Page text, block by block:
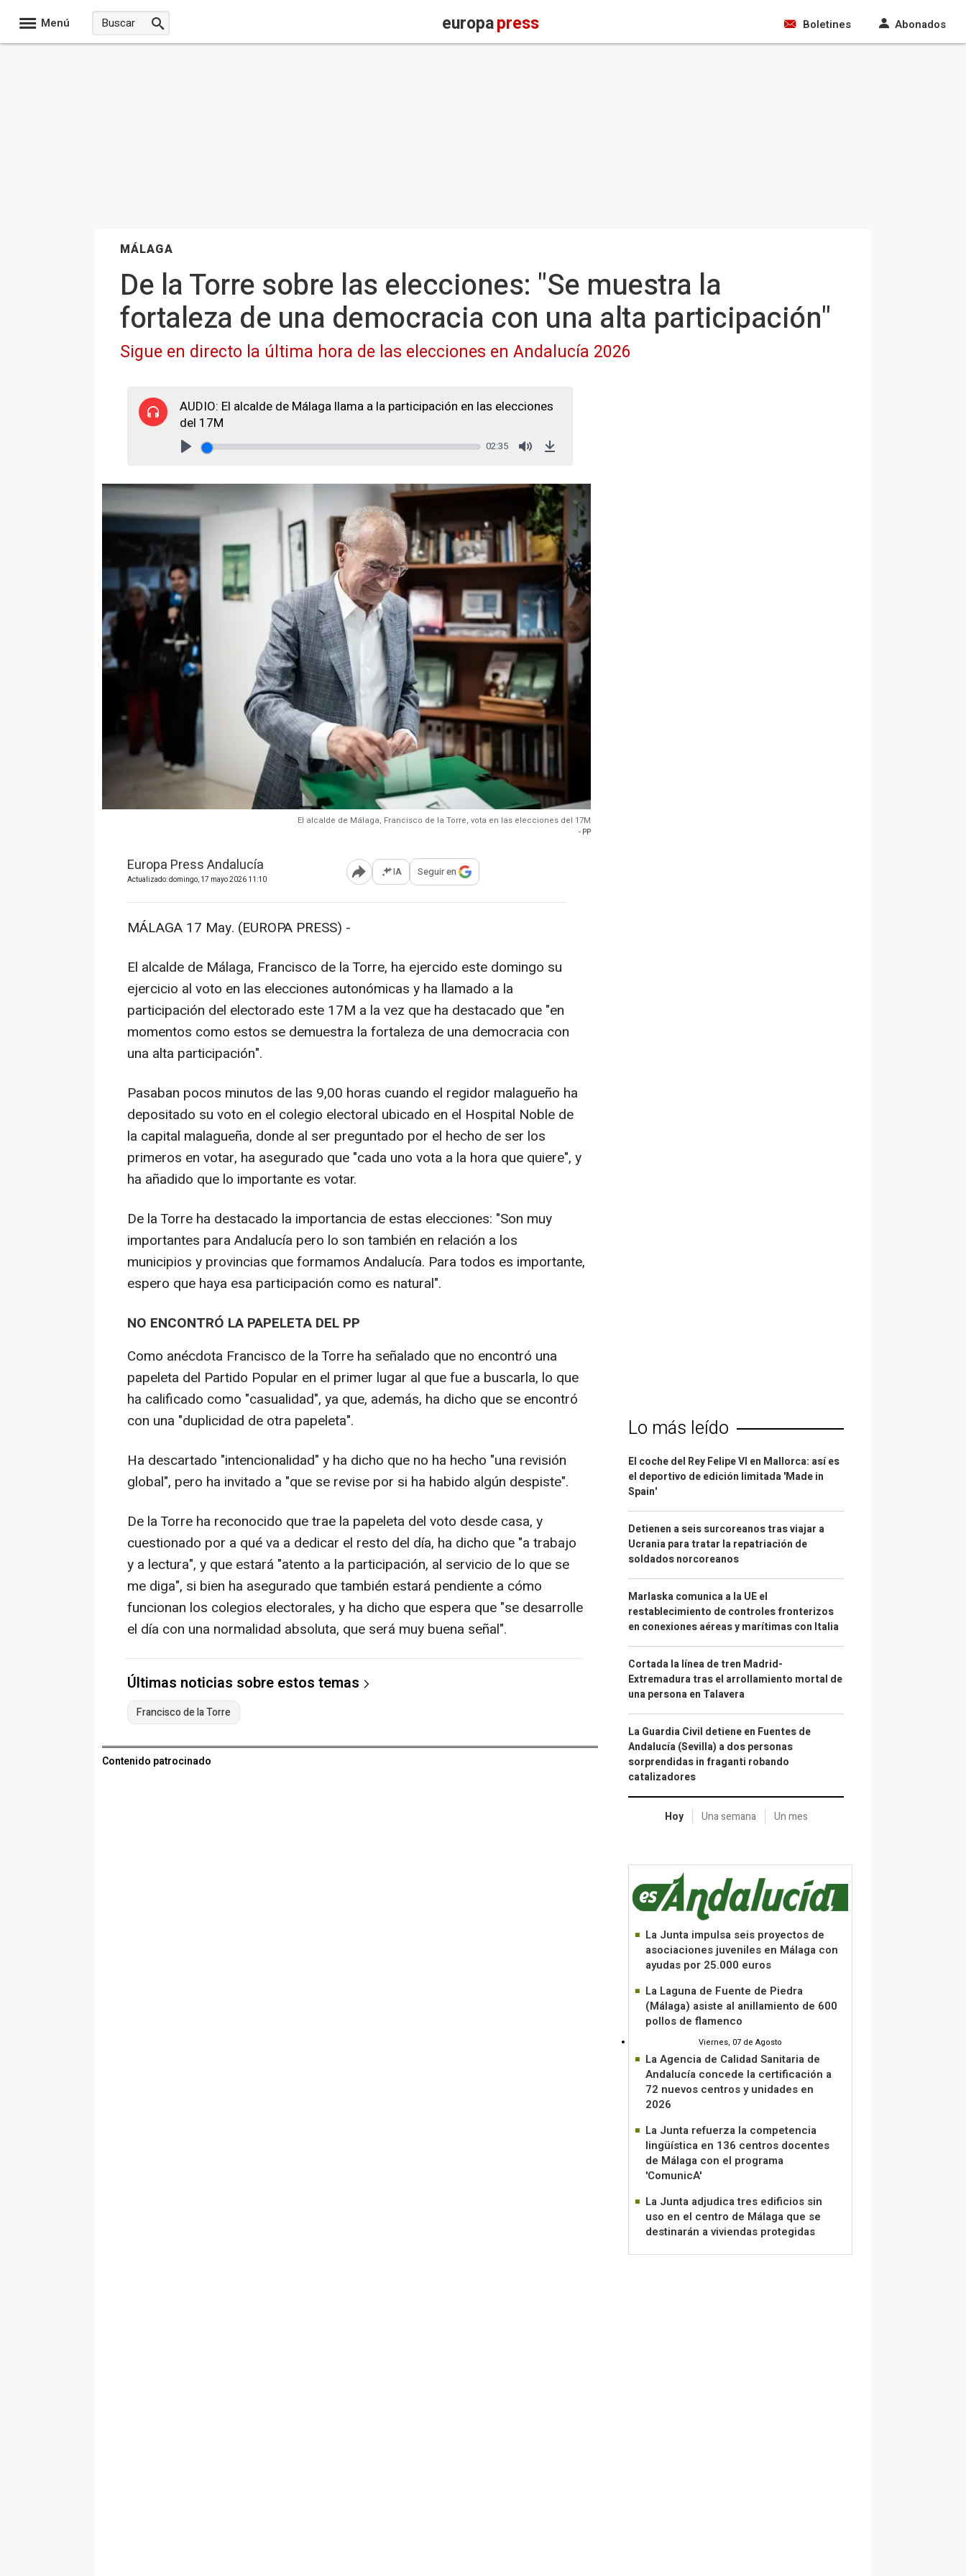
Menú europapress Boletines Abonados
MÁLAGA
De la Torre sobre las elecciones: "Se muestra la
fortaleza de una democracia con una alta participación"
Sigue en directo la última hora de las elecciones en Andalucía 2026
AUDIO: El alcalde de Málaga llama a la participación en las elecciones
del 17M
02:35
El alcalde de Málaga, Francisco de la Torre, vota en las elecciones del 17M
- PP
Europa Press Andalucía
Actualizado: domingo, 17 mayo 2026 11:10 Abrir opciones para compartir
IA Seguir en
MÁLAGA 17 May. (EUROPA PRESS) -
El alcalde de Málaga, Francisco de la Torre, ha ejercido este domingo su
ejercicio al voto en las elecciones autonómicas y ha llamado a la
participación del electorado este 17M a la vez que ha destacado que "en
momentos como estos se demuestra la fortaleza de una democracia con
una alta participación".
Pasaban pocos minutos de las 9,00 horas cuando el regidor malagueño ha
depositado su voto en el colegio electoral ubicado en el Hospital Noble de
la capital malagueña, donde al ser preguntado por el hecho de ser los
primeros en votar, ha asegurado que "cada uno vota a la hora que quiere", y
ha añadido que lo importante es votar.
De la Torre ha destacado la importancia de estas elecciones: "Son muy
importantes para Andalucía pero lo son también en relación a los
municipios y provincias que formamos Andalucía. Para todos es importante,
espero que haya esa participación como es natural".
NO ENCONTRÓ LA PAPELETA DEL PP
Como anécdota Francisco de la Torre ha señalado que no encontró una
papeleta del Partido Popular en el primer lugar al que fue a buscarla, lo que
ha calificado como "casualidad", ya que, además, ha dicho que se encontró
con una "duplicidad de otra papeleta".
Ha descartado "intencionalidad" y ha dicho que no ha hecho "una revisión
global", pero ha invitado a "que se revise por si ha habido algún despiste".
De la Torre ha reconocido que trae la papeleta del voto desde casa, y
cuestionado por a qué va a dedicar el resto del día, ha dicho que "a trabajo
y a lectura", y que estará "atento a la participación, al servicio de lo que se
me diga", si bien ha asegurado que también estará pendiente a cómo
funcionan los colegios electorales, y ha dicho que espera que "se desarrolle
el día con una normalidad absoluta, que será muy buena señal".
Últimas noticias sobre estos temas
Francisco de la Torre
Contenido patrocinado
Lo más leído
El coche del Rey Felipe VI en Mallorca: así es
el deportivo de edición limitada 'Made in
Spain'
Detienen a seis surcoreanos tras viajar a
Ucrania para tratar la repatriación de
soldados norcoreanos
Marlaska comunica a la UE el
restablecimiento de controles fronterizos
en conexiones aéreas y marítimas con Italia
Cortada la línea de tren Madrid-
Extremadura tras el arrollamiento mortal de
una persona en Talavera
La Guardia Civil detiene en Fuentes de
Andalucía (Sevilla) a dos personas
sorprendidas in fraganti robando
catalizadores
Hoy Una semana Un mes
La Junta impulsa seis proyectos de
asociaciones juveniles en Málaga con
ayudas por 25.000 euros
La Laguna de Fuente de Piedra
(Málaga) asiste al anillamiento de 600
pollos de flamenco
Viernes, 07 de Agosto
La Agencia de Calidad Sanitaria de
Andalucía concede la certificación a
72 nuevos centros y unidades en
2026
La Junta refuerza la competencia
lingüística en 136 centros docentes
de Málaga con el programa
'ComunicA'
La Junta adjudica tres edificios sin
uso en el centro de Málaga que se
destinarán a viviendas protegidas